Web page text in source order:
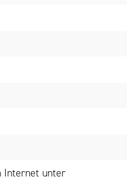
Internet unter